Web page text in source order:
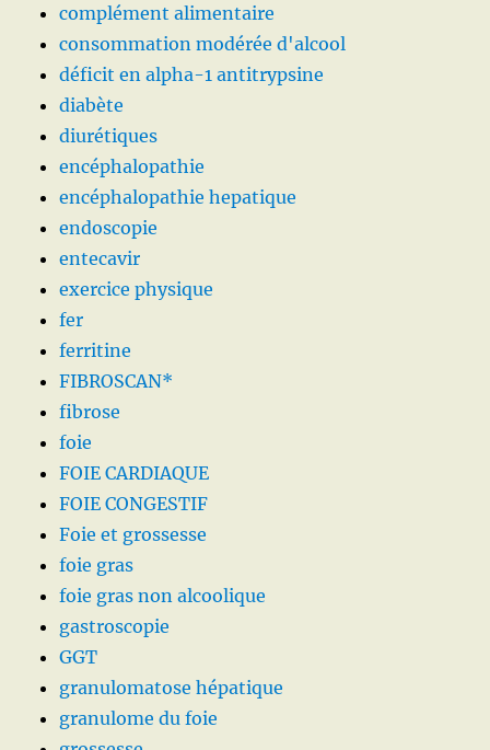
complément alimentaire
consommation modérée d'alcool
déficit en alpha-1 antitrypsine
diabète
diurétiques
encéphalopathie
encéphalopathie hepatique
endoscopie
entecavir
exercice physique
fer
ferritine
FIBROSCAN*
fibrose
foie
FOIE CARDIAQUE
FOIE CONGESTIF
Foie et grossesse
foie gras
foie gras non alcoolique
gastroscopie
GGT
granulomatose hépatique
granulome du foie